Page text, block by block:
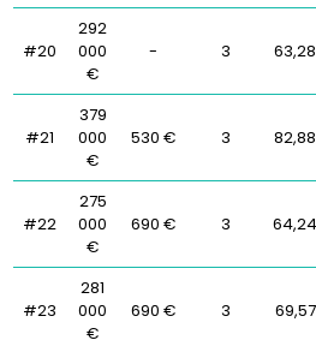
#20
292
000
€
- 3
#21
379
000
€
530 € 3
#22
275
000
€
690 € 3
#23
281
000
€
690 € 3